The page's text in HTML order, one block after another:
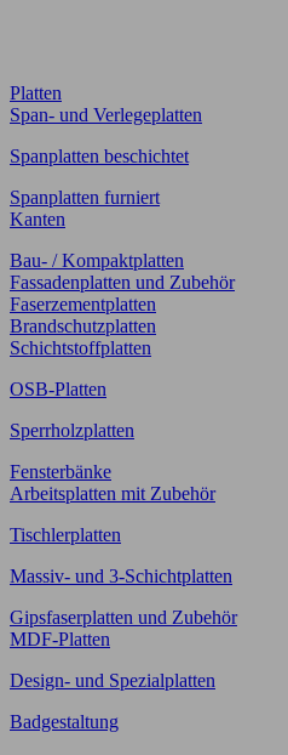
Platten
Span- und Verlegeplatten
Spanplatten beschichtet
Spanplatten furniert
Kanten
Bau- / Kompaktplatten
Fassadenplatten und Zubehör
Faserzementplatten
Brandschutzplatten
Schichtstoffplatten
OSB-Platten
Sperrholzplatten
Fensterbänke
Arbeitsplatten mit Zubehör
Tischlerplatten
Massiv- und 3-Schichtplatten
Gipsfaserplatten und Zubehör
MDF-Platten
Design- und Spezialplatten
Badgestaltung